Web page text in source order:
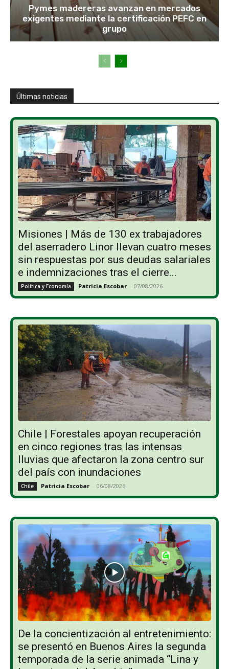
Pymes madereras avanzan en mercados
exigentes mediante la certificación PEFC en
grupo
Últimas noticias
Misiones | Más de 130 ex trabajadores
del aserradero Linor llevan cuatro meses
sin respuestas por sus deudas salariales
e indemnizaciones tras el cierre...
Política y Economía Patricia Escobar - 07/08/2026
Chile | Forestales apoyan recuperación
en cinco regiones tras las intensas
lluvias que afectaron la zona centro sur
del país con inundaciones
Chile Patricia Escobar - 06/08/2026
De la concientización al entretenimiento:
se presentó en Buenos Aires la segunda
temporada de la serie animada “Lina y